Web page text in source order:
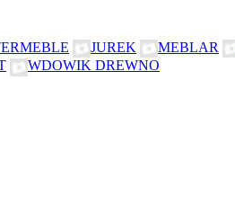
JUREK MEBLAR
WDOWIK DREWNO